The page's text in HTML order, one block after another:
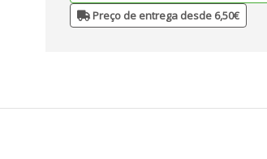
Preço de entrega desde 6,50€